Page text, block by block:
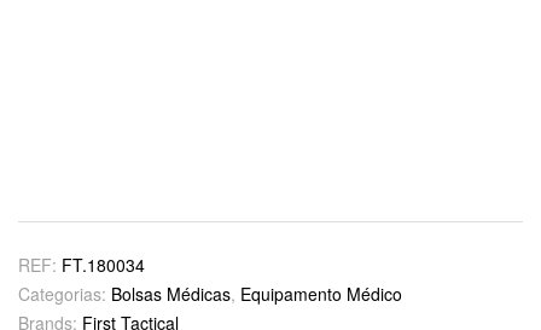
REF: FT.180034
Categorias: Bolsas Médicas, Equipamento Médico
Brands: First Tactical